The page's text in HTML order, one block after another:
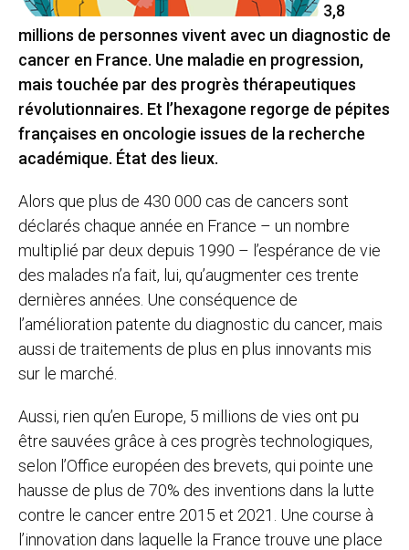
3,8
millions de personnes vivent avec un diagnostic de
cancer en France. Une maladie en progression,
mais touchée par des progrès thérapeutiques
révolutionnaires. Et l’hexagone regorge de pépites
françaises en oncologie issues de la recherche
académique. État des lieux.
Alors que plus de 430 000 cas de cancers sont
déclarés chaque année en France – un nombre
multiplié par deux depuis 1990 – l’espérance de vie
des malades n’a fait, lui, qu’augmenter ces trente
dernières années. Une conséquence de
l’amélioration patente du diagnostic du cancer, mais
aussi de traitements de plus en plus innovants mis
sur le marché.
Aussi, rien qu’en Europe, 5 millions de vies ont pu
être sauvées grâce à ces progrès technologiques,
selon l’Office européen des brevets, qui pointe une
hausse de plus de 70% des inventions dans la lutte
contre le cancer entre 2015 et 2021. Une course à
l’innovation dans laquelle la France trouve une place